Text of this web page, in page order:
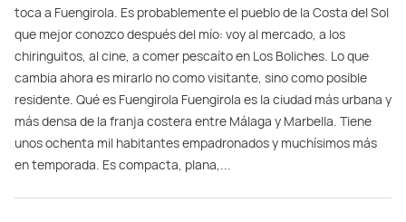
toca a Fuengirola. Es probablemente el pueblo de la Costa del Sol
que mejor conozco después del mío: voy al mercado, a los
chiringuitos, al cine, a comer pescaíto en Los Boliches. Lo que
cambia ahora es mirarlo no como visitante, sino como posible
residente. Qué es Fuengirola Fuengirola es la ciudad más urbana y
más densa de la franja costera entre Málaga y Marbella. Tiene
unos ochenta mil habitantes empadronados y muchísimos más
en temporada. Es compacta, plana,...